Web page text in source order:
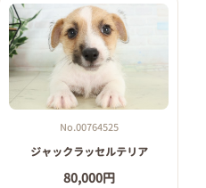
No.00764525
ジャックラッセルテリア
80,000円